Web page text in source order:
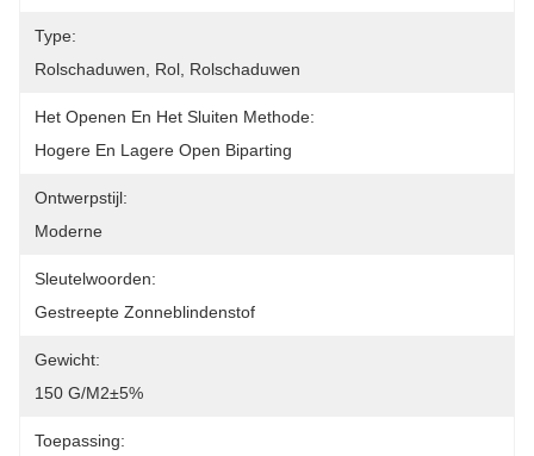
Type:
Rolschaduwen, Rol, Rolschaduwen
Het Openen En Het Sluiten Methode:
Hogere En Lagere Open Biparting
Ontwerpstijl:
Moderne
Sleutelwoorden:
Gestreepte Zonneblindenstof
Gewicht:
150 G/m2±5%
Toepassing: